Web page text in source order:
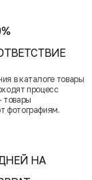
в каталоге товары
процесс
товары
фотографиям.
НА